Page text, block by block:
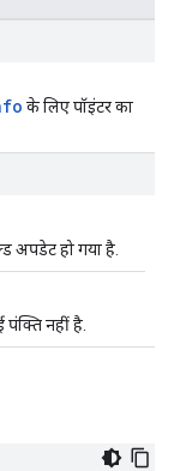
के लिए पॉइंटर का
अपडेट हो गया है.
नहीं है.